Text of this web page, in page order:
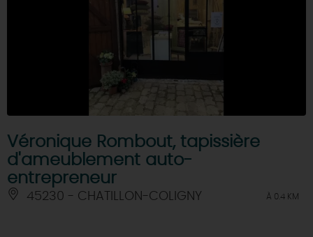
Véronique Rombout, tapissière
d'ameublement auto-
entrepreneur
45230 - CHATILLON-COLIGNY À 0.4 KM